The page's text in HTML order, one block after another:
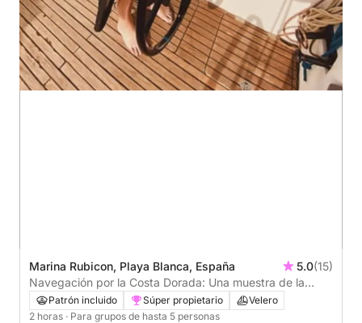
Marina Rubicon, Playa Blanca, España 5.0(15)
Navegación por la Costa Dorada: Una muestra de la
belleza oculta de Papagayo
Patrón incluido Súper propietario
Velero
2 horas · Para grupos de hasta 5 personas